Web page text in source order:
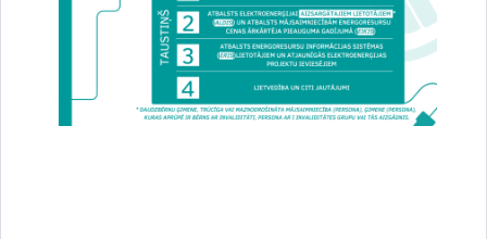
uzsākt būvniecību, attīstītājam jāsāk ar to, ka Būvniecības
informācijas sistēmā jāpiesakās būvniecības uzsākšanai.
To izdarot, klients būs vienlaikus piekritis tam, ka,
noslēdzoties attiecīgā būvniecības projekta realizācijai,
iedarbināsies digitāls process visu nepieciešamo